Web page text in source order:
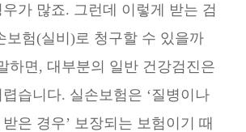
가 많죠. 그런데 이렇게 받는 검
보험(실비)로 청구할 수 있을까
하면, 대부분의 일반 건강검진은
습니다. 실손보험은 ‘질병이나
은 경우’ 보장되는 보험이기 때